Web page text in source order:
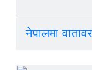
नेपालमा